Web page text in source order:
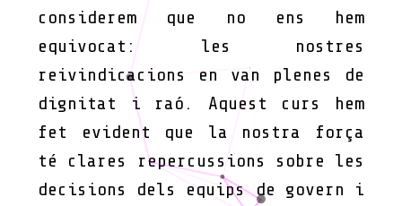
considerem que no ens hem
equivocat: les nostres
reivindicacions en van plenes de
dignitat i raó. Aquest curs hem
fet evident que la nostra força
té clares repercussions sobre les
decisions dels equips de govern i